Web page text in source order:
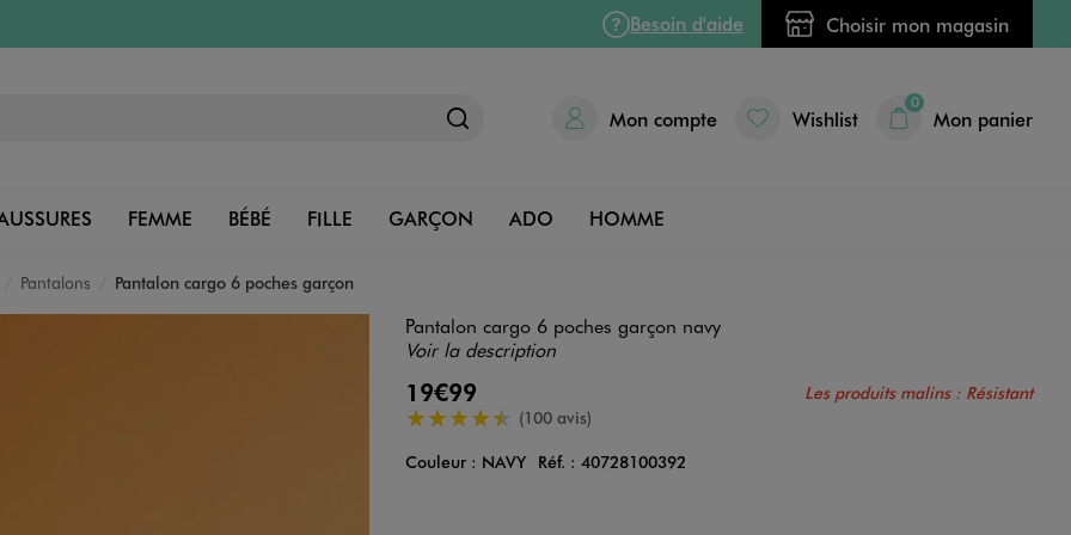
Besoin d'aide Choisir mon magasin
Mon compte Wishlist
0
Mon panier
FEMME BÉBÉ FILLE GARÇON ADO HOMME
Pantalons Pantalon cargo 6 poches garçon
Pantalon cargo 6 poches garçon navy
Voir la description
19€99 Les produits malins : Résistant
4.5/5 de moyenne
(100 avis)
Couleur
Couleur : NAVY Réf. : 40728100392